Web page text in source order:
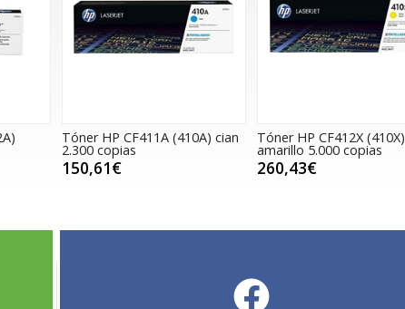
Tóner HP CF411A (410A) cian
2.300 copias
150,61€
Tóner HP CF412X (410X)
amarillo 5.000 copias
260,43€